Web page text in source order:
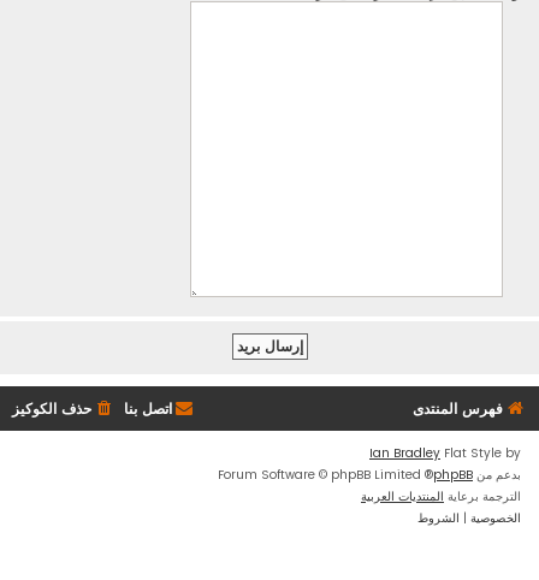
فهرس المنتدى حذف الكوكيز اتصل بنا
Flat Style by
Ian Bradley
بدعم من phpBB
® Forum Software © phpBB Limited
الترجمة برعاية المنتديات العربية
الخصوصية | الشروط